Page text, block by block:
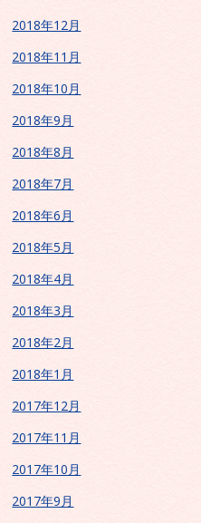
2018年12月
2018年11月
2018年10月
2018年9月
2018年8月
2018年7月
2018年6月
2018年5月
2018年4月
2018年3月
2018年2月
2018年1月
2017年12月
2017年11月
2017年10月
2017年9月